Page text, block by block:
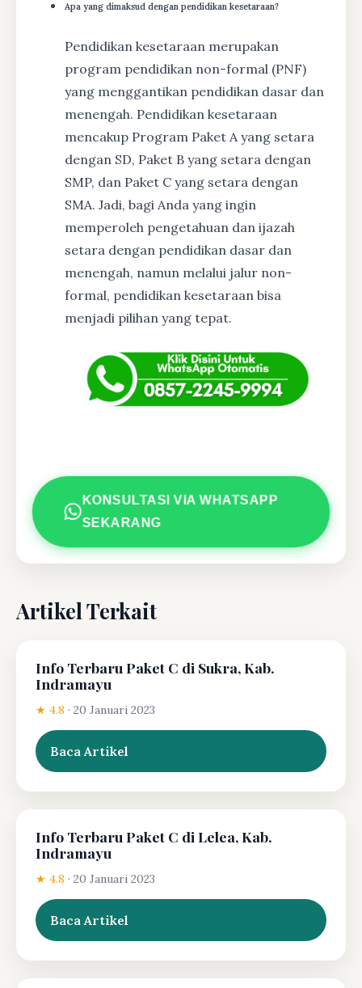
Apa yang dimaksud dengan pendidikan kesetaraan?
Pendidikan kesetaraan merupakan
program pendidikan non-formal (PNF)
yang menggantikan pendidikan dasar dan
menengah. Pendidikan kesetaraan
mencakup Program Paket A yang setara
dengan SD, Paket B yang setara dengan
SMP, dan Paket C yang setara dengan
SMA. Jadi, bagi Anda yang ingin
memperoleh pengetahuan dan ijazah
setara dengan pendidikan dasar dan
menengah, namun melalui jalur non-
formal, pendidikan kesetaraan bisa
menjadi pilihan yang tepat.
KONSULTASI VIA WHATSAPP
SEKARANG
Artikel Terkait
Info Terbaru Paket C di Sukra, Kab.
Indramayu
★ 4.8 · 20 Januari 2023
Baca Artikel
Info Terbaru Paket C di Lelea, Kab.
Indramayu
★ 4.8 · 20 Januari 2023
Baca Artikel